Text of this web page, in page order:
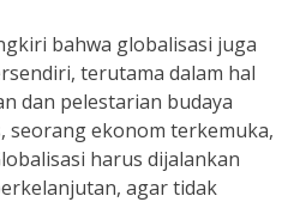
bahwa globalisasi juga
terutama dalam hal
dan pelestarian budaya
seorang ekonom terkemuka,
harus dijalankan
agar tidak